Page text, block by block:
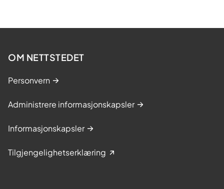
OM NETTSTEDET
Personvern
Administrere informasjonskapsler
Informasjonskapsler
Tilgjengelighetserklæring